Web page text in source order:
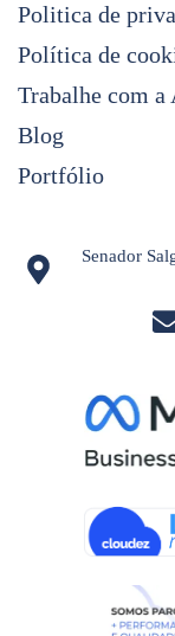
Politica de
Política de
Trabalhe com a
Blog
Portfólio
Senador